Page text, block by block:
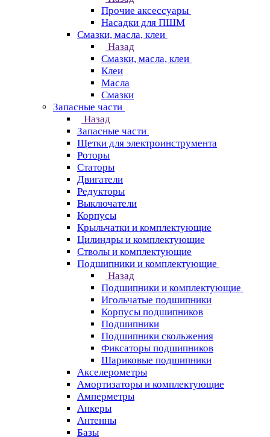
Прочие аксессуары
Насадки для ПШМ
Смазки, масла, клеи
Назад
Смазки, масла, клеи
Клеи
Масла
Смазки
Запасные части
Назад
Запасные части
Щетки для электроинструмента
Роторы
Статоры
Двигатели
Редукторы
Выключатели
Корпусы
Крыльчатки и комплектующие
Цилиндры и комплектующие
Стволы и комплектующие
Подшипники и комплектующие
Назад
Подшипники и комплектующие
Игольчатые подшипники
Корпусы подшипников
Подшипники
Подшипники скольжения
Фиксаторы подшипников
Шариковые подшипники
Акселерометры
Амортизаторы и комплектующие
Амперметры
Анкеры
Антенны
Базы